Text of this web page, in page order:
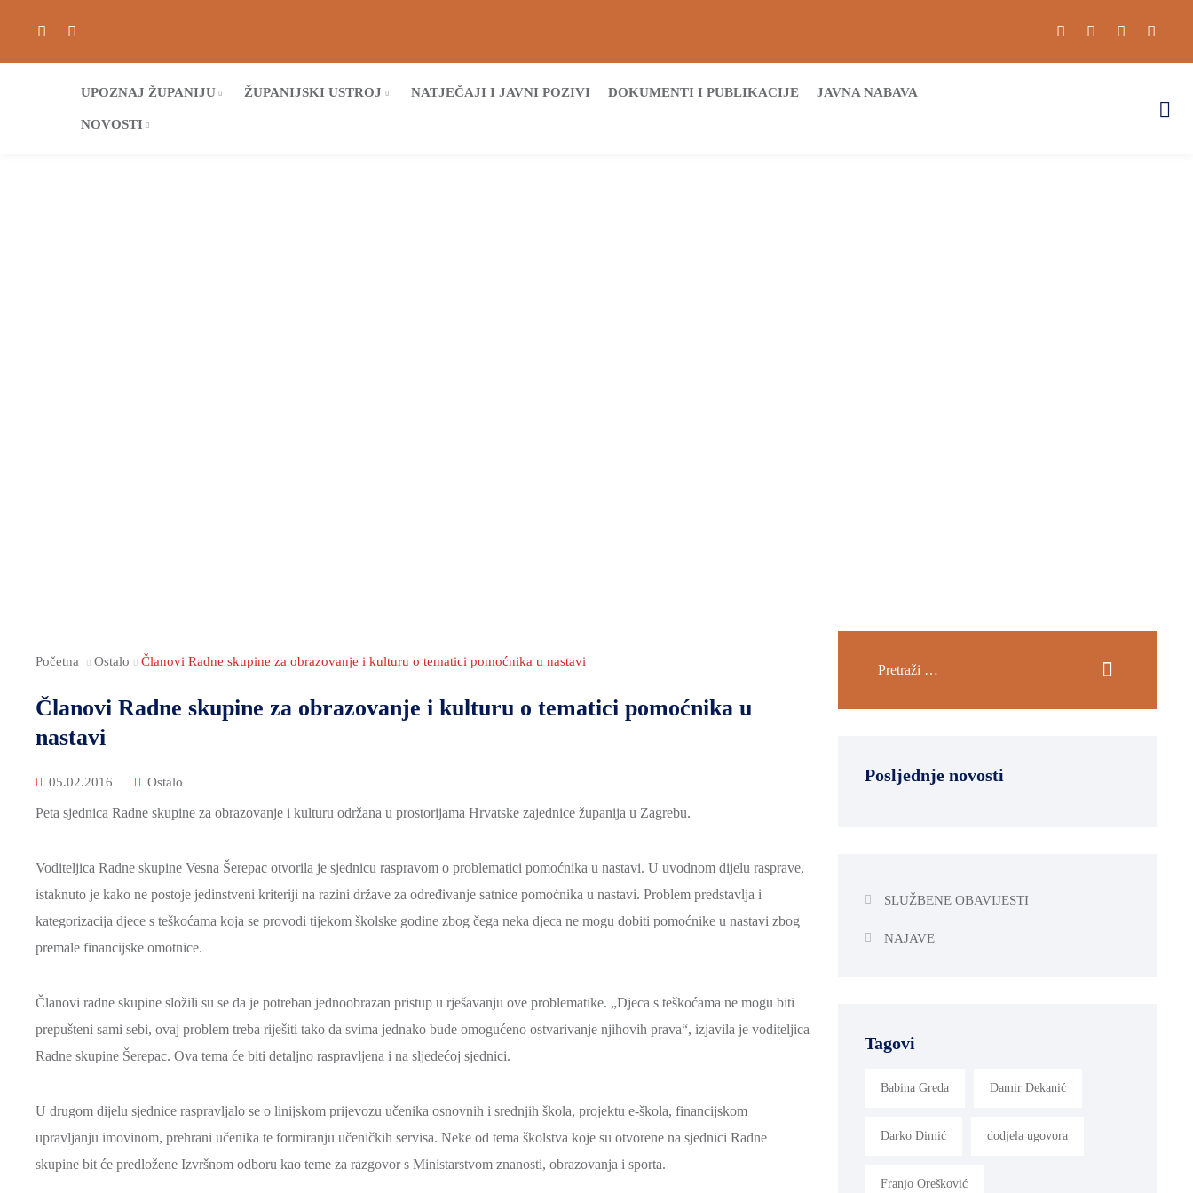
UPOZNAJ ŽUPANIJU ŽUPANIJSKI USTROJ NATJEČAJI I JAVNI POZIVI DOKUMENTI I PUBLIKACIJE JAVNA NABAVA
NOVOSTI
Početna Ostalo Članovi Radne skupine za obrazovanje i kulturu o tematici pomoćnika u nastavi
Članovi Radne skupine za obrazovanje i kulturu o tematici pomoćnika u
nastavi
05.02.2016 Ostalo
Peta sjednica Radne skupine za obrazovanje i kulturu održana u prostorijama Hrvatske zajednice županija u Zagrebu.
Voditeljica Radne skupine Vesna Šerepac otvorila je sjednicu raspravom o problematici pomoćnika u nastavi. U uvodnom dijelu rasprave,
istaknuto je kako ne postoje jedinstveni kriteriji na razini države za određivanje satnice pomoćnika u nastavi. Problem predstavlja i
kategorizacija djece s teškoćama koja se provodi tijekom školske godine zbog čega neka djeca ne mogu dobiti pomoćnike u nastavi zbog
premale financijske omotnice.
Članovi radne skupine složili su se da je potreban jednoobrazan pristup u rješavanju ove problematike. „Djeca s teškoćama ne mogu biti
prepušteni sami sebi, ovaj problem treba riješiti tako da svima jednako bude omogućeno ostvarivanje njihovih prava“, izjavila je voditeljica
Radne skupine Šerepac. Ova tema će biti detaljno raspravljena i na sljedećoj sjednici.
U drugom dijelu sjednice raspravljalo se o linijskom prijevozu učenika osnovnih i srednjih škola, projektu e-škola, financijskom
upravljanju imovinom, prehrani učenika te formiranju učeničkih servisa. Neke od tema školstva koje su otvorene na sjednici Radne
skupine bit će predložene Izvršnom odboru kao teme za razgovor s Ministarstvom znanosti, obrazovanja i sporta.
Posljednje novosti
SLUŽBENE OBAVIJESTI
NAJAVE
Tagovi
Babina Greda Damir Dekanić
Darko Dimić dodjela ugovora
Franjo Orešković